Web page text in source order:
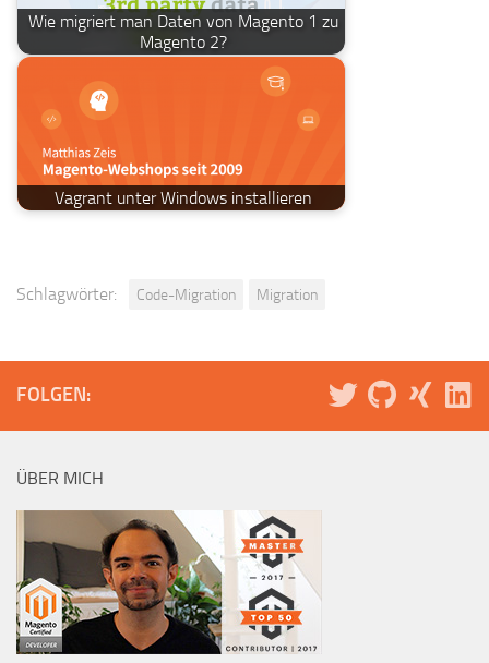
Wie migriert man Daten von Magento 1 zu
Magento 2?
Vagrant unter Windows installieren
Schlagwörter: Code-Migration Migration
FOLGEN:
ÜBER MICH